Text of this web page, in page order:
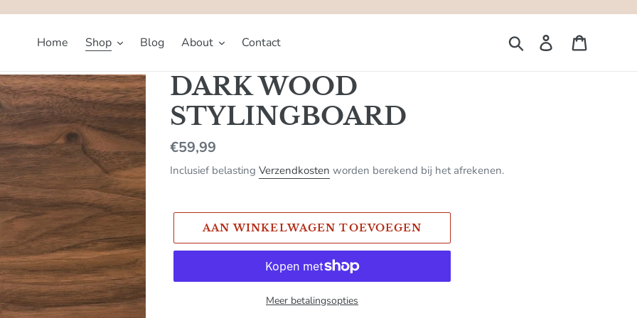
Home Shop Blog About Contact Zoeken Aanmelden
DARK WOOD
STYLINGBOARD
Normale
prijs
€59,99
Inclusief belasting Verzendkosten worden berekend bij het afrekenen.
AAN WINKELWAGEN TOEVOEGEN
Meer betalingsopties